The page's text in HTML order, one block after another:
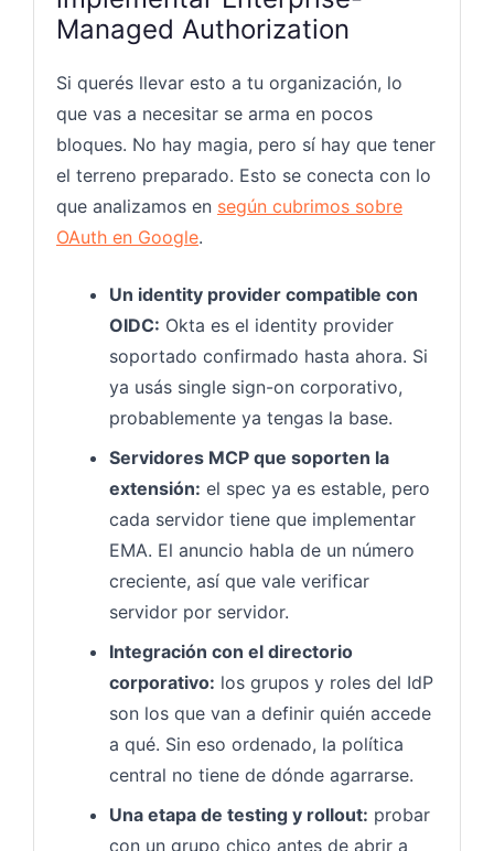
Managed Authorization
Si querés llevar esto a tu organización, lo
que vas a necesitar se arma en pocos
bloques. No hay magia, pero sí hay que tener
el terreno preparado. Esto se conecta con lo
que analizamos en según cubrimos sobre
OAuth en Google.
Un identity provider compatible con
OIDC: Okta es el identity provider
soportado confirmado hasta ahora. Si
ya usás single sign-on corporativo,
probablemente ya tengas la base.
Servidores MCP que soporten la
extensión: el spec ya es estable, pero
cada servidor tiene que implementar
EMA. El anuncio habla de un número
creciente, así que vale verificar
servidor por servidor.
Integración con el directorio
corporativo: los grupos y roles del IdP
son los que van a definir quién accede
a qué. Sin eso ordenado, la política
central no tiene de dónde agarrarse.
Una etapa de testing y rollout: probar
con un grupo chico antes de abrir a